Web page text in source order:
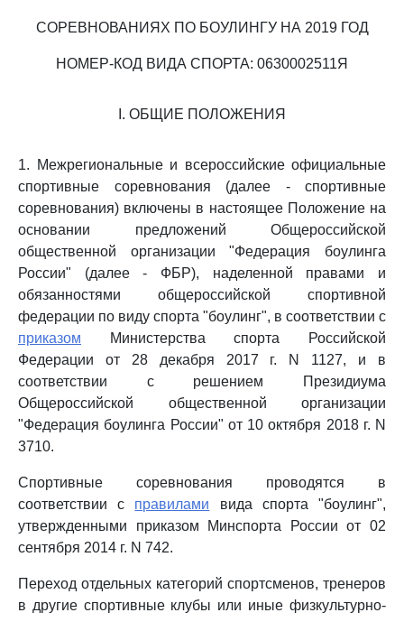
СОРЕВНОВАНИЯХ ПО БОУЛИНГУ НА 2019 ГОД
НОМЕР-КОД ВИДА СПОРТА: 0630002511Я
I. ОБЩИЕ ПОЛОЖЕНИЯ
1. Межрегиональные и всероссийские официальные
спортивные соревнования (далее - спортивные
соревнования) включены в настоящее Положение на
основании предложений Общероссийской
общественной организации "Федерация боулинга
России" (далее - ФБР), наделенной правами и
обязанностями общероссийской спортивной
федерации по виду спорта "боулинг", в соответствии с
приказом Министерства спорта Российской
Федерации от 28 декабря 2017 г. N 1127, и в
соответствии с решением Президиума
Общероссийской общественной организации
"Федерация боулинга России" от 10 октября 2018 г. N
3710.
Спортивные соревнования проводятся в
соответствии с правилами вида спорта "боулинг",
утвержденными приказом Минспорта России от 02
сентября 2014 г. N 742.
Переход отдельных категорий спортсменов, тренеров
в другие спортивные клубы или иные физкультурно-